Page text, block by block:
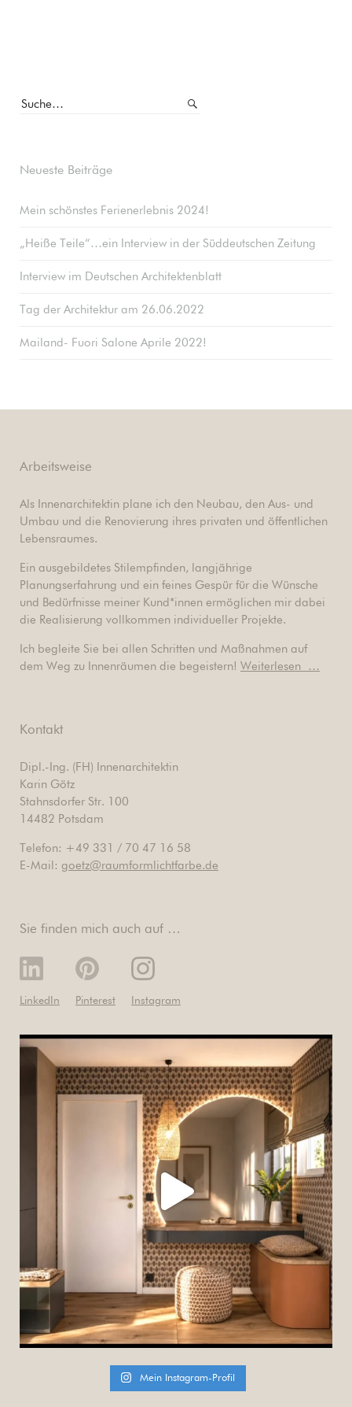
Neueste Beiträge
Mein schönstes Ferienerlebnis 2024!
„Heiße Teile“…ein Interview in der Süddeutschen Zeitung
Interview im Deutschen Architektenblatt
Tag der Architektur am 26.06.2022
Mailand- Fuori Salone Aprile 2022!
Arbeitsweise
Als Innenarchitektin plane ich den Neubau, den Aus- und
Umbau und die Renovierung ihres privaten und öffentlichen
Lebensraumes.
Ein ausgebildetes Stilempfinden, langjährige
Planungserfahrung und ein feines Gespür für die Wünsche
und Bedürfnisse meiner Kund*innen ermöglichen mir dabei
die Realisierung vollkommen individueller Projekte.
Ich begleite Sie bei allen Schritten und Maßnahmen auf
dem Weg zu Innenräumen die begeistern! Weiterlesen …
Kontakt
Dipl.-Ing. (FH) Innenarchitektin
Karin Götz
Stahnsdorfer Str. 100
14482 Potsdam
Telefon: +49 331 / 70 47 16 58
E-Mail: goetz@raumformlichtfarbe.de
Sie finden mich auch auf …
LinkedIn Pinterest Instagram
Mein Instagram-Profil